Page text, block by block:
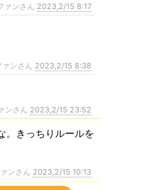
ンさん 2023,2/15 8:17
ンさん 2023,2/15 8:38
ンさん 2023,2/15 23:52
。きっちりルールを
ンさん 2023,2/15 10:13